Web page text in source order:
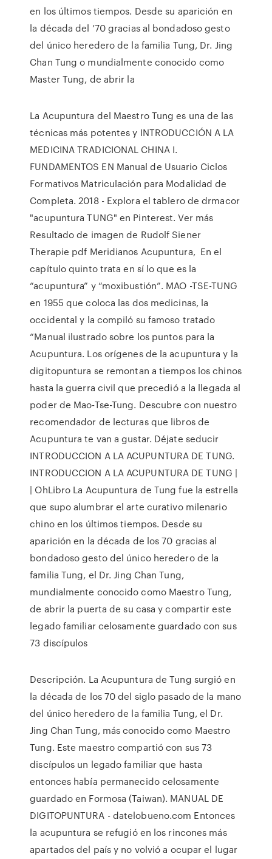
en los últimos tiempos. Desde su aparición en
la década del ’70 gracias al bondadoso gesto
del único heredero de la familia Tung, Dr. Jing
Chan Tung o mundialmente conocido como
Master Tung, de abrir la
La Acupuntura del Maestro Tung es una de las
técnicas más potentes y INTRODUCCIÓN A LA
MEDICINA TRADICIONAL CHINA I.
FUNDAMENTOS EN Manual de Usuario Ciclos
Formativos Matriculación para Modalidad de
Completa. 2018 - Explora el tablero de drmacor
"acupuntura TUNG" en Pinterest. Ver más
Resultado de imagen de Rudolf Siener
Therapie pdf Meridianos Acupuntura, En el
capítulo quinto trata en sí lo que es la
“acupuntura” y “moxibustión”. MAO -TSE-TUNG
en 1955 que coloca las dos medicinas, la
occidental y la compiló su famoso tratado
“Manual ilustrado sobre los puntos para la
Acupuntura. Los orígenes de la acupuntura y la
digitopuntura se remontan a tiempos los chinos
hasta la guerra civil que precedió a la llegada al
poder de Mao-Tse-Tung. Descubre con nuestro
recomendador de lecturas que libros de
Acupuntura te van a gustar. Déjate seducir
INTRODUCCION A LA ACUPUNTURA DE TUNG.
INTRODUCCION A LA ACUPUNTURA DE TUNG |
| OhLibro La Acupuntura de Tung fue la estrella
que supo alumbrar el arte curativo milenario
chino en los últimos tiempos. Desde su
aparición en la década de los 70 gracias al
bondadoso gesto del único heredero de la
familia Tung, el Dr. Jing Chan Tung,
mundialmente conocido como Maestro Tung,
de abrir la puerta de su casa y compartir este
legado familiar celosamente guardado con sus
73 discípulos
Descripción. La Acupuntura de Tung surgió en
la década de los 70 del siglo pasado de la mano
del único heredero de la familia Tung, el Dr.
Jing Chan Tung, más conocido como Maestro
Tung. Este maestro compartió con sus 73
discípulos un legado familiar que hasta
entonces había permanecido celosamente
guardado en Formosa (Taiwan). MANUAL DE
DIGITOPUNTURA - datelobueno.com Entonces
la acupuntura se refugió en los rincones más
apartados del país y no volvió a ocupar el lugar